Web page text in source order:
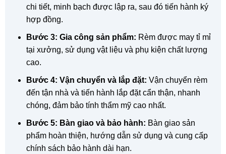
chi tiết, minh bạch được lập ra, sau đó tiến hành ký
hợp đồng.
Bước 3: Gia công sản phẩm: Rèm được may tỉ mỉ
tại xưởng, sử dụng vật liệu và phụ kiện chất lượng
cao.
Bước 4: Vận chuyển và lắp đặt: Vận chuyển rèm
đến tận nhà và tiến hành lắp đặt cẩn thận, nhanh
chóng, đảm bảo tính thẩm mỹ cao nhất.
Bước 5: Bàn giao và bảo hành: Bàn giao sản
phẩm hoàn thiện, hướng dẫn sử dụng và cung cấp
chính sách bảo hành dài hạn.